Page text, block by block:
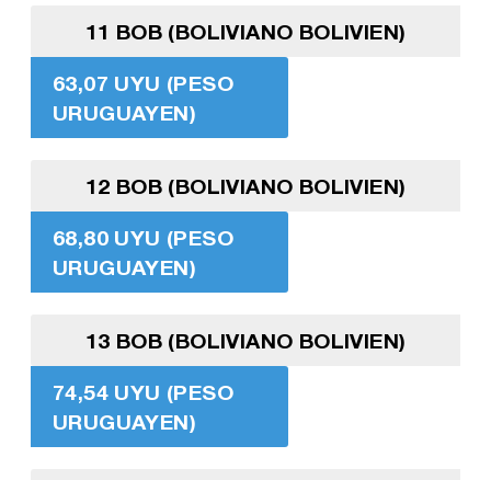
11 BOB (BOLIVIANO BOLIVIEN)
63,07 UYU (PESO
URUGUAYEN)
12 BOB (BOLIVIANO BOLIVIEN)
68,80 UYU (PESO
URUGUAYEN)
13 BOB (BOLIVIANO BOLIVIEN)
74,54 UYU (PESO
URUGUAYEN)